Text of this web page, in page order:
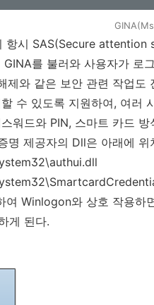
항시 SAS(Secure attention
GINA를 불러와 사용자가 로
제와 같은 보안 관련 작업도
수 있도록 지원하여, 여러
워드와 PIN, 스마트 카드 방
명 제공자의 Dll은 아래에 위
여 Winlogon와 상호 작용하
게 된다.